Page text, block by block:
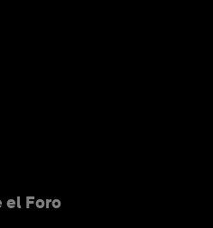
el Foro